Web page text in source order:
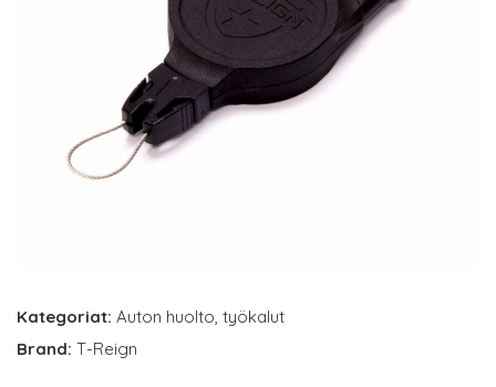
Kategoriat: Auton huolto, työkalut
Brand: T-Reign